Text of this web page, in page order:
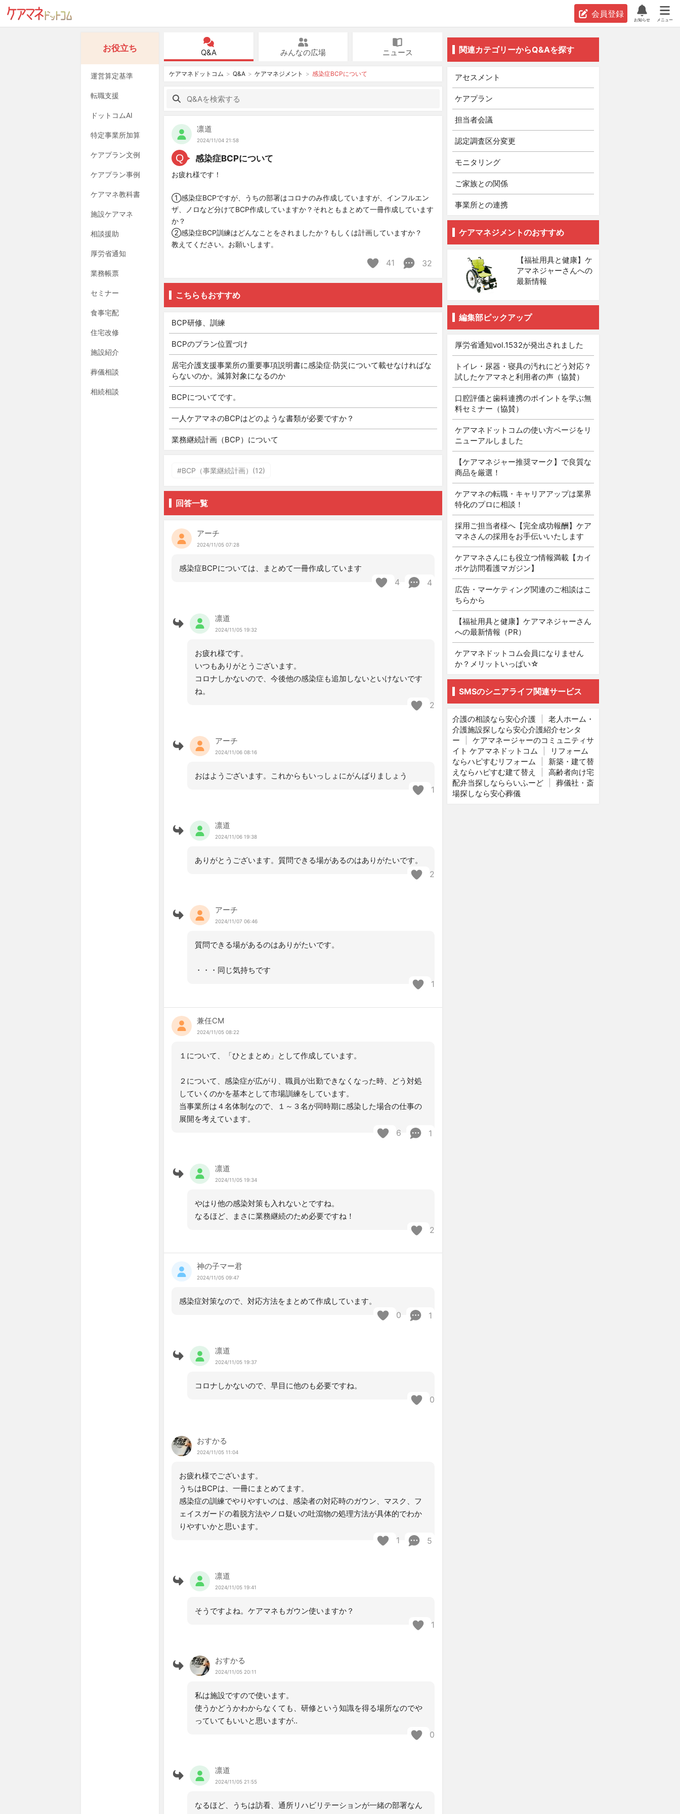
会員登録
お知らせ メニュー
お役立ち
運営算定基準
転職支援
ドットコムAI
特定事業所加算
ケアプラン文例
ケアプラン事例
ケアマネ教科書
施設ケアマネ
相談援助
厚労省通知
業務帳票
セミナー
食事宅配
住宅改修
施設紹介
葬儀相談
相続相談
Q&A みんなの広場 ニュース
ケアマネドットコム Q&A ケアマネジメント 感染症BCPについて
凛道
2024/11/04 21:58
Q 感染症BCPについて
お疲れ様です！
①感染症BCPですが、うちの部署はコロナのみ作成していますが、インフルエン
ザ、ノロなど分けてBCP作成していますか？それともまとめて一冊作成しています
か？
②感染症BCP訓練はどんなことをされましたか？もしくは計画していますか？
教えてください。お願いします。
41 32
こちらもおすすめ
BCP研修、訓練
BCPのプラン位置づけ
居宅介護支援事業所の重要事項説明書に感染症·防災について載せなければな
らないのか。減算対象になるのか
BCPについてです。
一人ケアマネのBCPはどのような書類が必要ですか？
業務継続計画（BCP）について
#BCP（事業継続計画）(12)
回答一覧
アーチ
2024/11/05 07:28
感染症BCPについては、まとめて一冊作成しています
4 4
凛道
2024/11/05 19:32
お疲れ様です。
いつもありがとうございます。
コロナしかないので、今後他の感染症も追加しないといけないです
ね。
2
アーチ
2024/11/06 08:16
おはようございます。これからもいっしょにがんばりましょう
1
凛道
2024/11/06 19:38
ありがとうございます。質問できる場があるのはありがたいです。
2
アーチ
2024/11/07 06:46
質問できる場があるのはありがたいです。
・・・同じ気持ちです
1
兼任CM
2024/11/05 08:22
１について、「ひとまとめ」として作成しています。
２について、感染症が広がり、職員が出勤できなくなった時、どう対処
していくのかを基本として市場訓練をしています。
当事業所は４名体制なので、１～３名が同時期に感染した場合の仕事の
展開を考えています。
6 1
凛道
2024/11/05 19:34
やはり他の感染対策も入れないとですね。
なるほど、まさに業務継続のため必要ですね！
2
神の子マー君
2024/11/05 09:47
感染症対策なので、対応方法をまとめて作成しています。
0 1
凛道
2024/11/05 19:37
コロナしかないので、早目に他のも必要ですね。
0
おすかる
2024/11/05 11:04
お疲れ様でございます。
うちはBCPは、一冊にまとめてます。
感染症の訓練でやりやすいのは、感染者の対応時のガウン、マスク、フ
ェイスガードの着脱方法やノロ疑いの吐瀉物の処理方法が具体的でわか
りやすいかと思います。
1 5
凛道
2024/11/05 19:41
そうですよね。ケアマネもガウン使いますか？
1
おすかる
2024/11/05 20:11
私は施設ですので使います。
使うかどうかわからなくても、研修という知識を得る場所なのでや
っていてもいいと思いますが‥
0
凛道
2024/11/05 21:55
なるほど、うちは訪看、通所リハビリテーションが一緒の部署なん
関連カテゴリーからQ&Aを探す
アセスメント
ケアプラン
担当者会議
認定調査区分変更
モニタリング
ご家族との関係
事業所との連携
ケアマネジメントのおすすめ
【福祉用具と健康】ケ
アマネジャーさんへの
最新情報
編集部ピックアップ
厚労省通知vol.1532が発出されました
トイレ・尿器・寝具の汚れにどう対応？
試したケアマネと利用者の声（協賛）
口腔評価と歯科連携のポイントを学ぶ無
料セミナー（協賛）
ケアマネドットコムの使い方ページをリ
ニューアルしました
【ケアマネジャー推奨マーク】で良質な
商品を厳選！
ケアマネの転職・キャリアアップは業界
特化のプロに相談！
採用ご担当者様へ【完全成功報酬】ケア
マネさんの採用をお手伝いいたします
ケアマネさんにも役立つ情報満載【カイ
ポケ訪問看護マガジン】
広告・マーケティング関連のご相談はこ
ちらから
【福祉用具と健康】ケアマネジャーさん
への最新情報（PR）
ケアマネドットコム会員になりません
か？メリットいっぱい☆
SMSのシニアライフ関連サービス
介護の相談なら安心介護
老人ホーム・
介護施設探しなら安心介護紹介センタ
ー
ケアマネージャーのコミュニティサ
イト ケアマネドットコム
リフォーム
ならハピすむリフォーム
新築・建て替
えならハピすむ建て替え
高齢者向け宅
配弁当探しなららいふーど
葬儀社・斎
場探しなら安心葬儀